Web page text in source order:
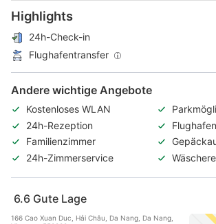
Highlights
24h-Check-in
Flughafentransfer
Andere wichtige Angebote
Kostenloses WLAN
24h-Rezeption
Familienzimmer
24h-Zimmerservice
6.6 Gute Lage
166 Cao Xuan Duc, Hải Châu, Da Nang, Da Nang,